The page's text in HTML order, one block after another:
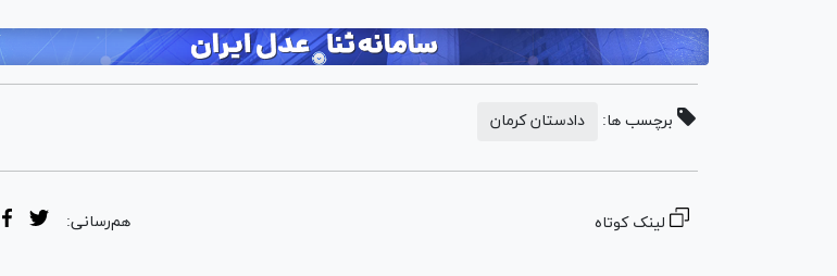
برچسب ها: دادستان کرمان
لینک کوتاه هم‌رسانی: